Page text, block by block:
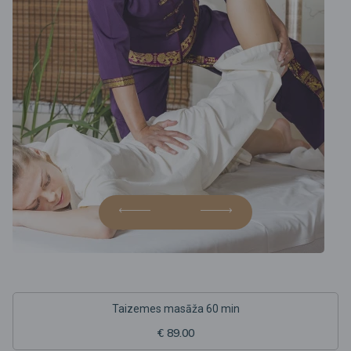
Taizemes masāža 60 min
€ 89.00